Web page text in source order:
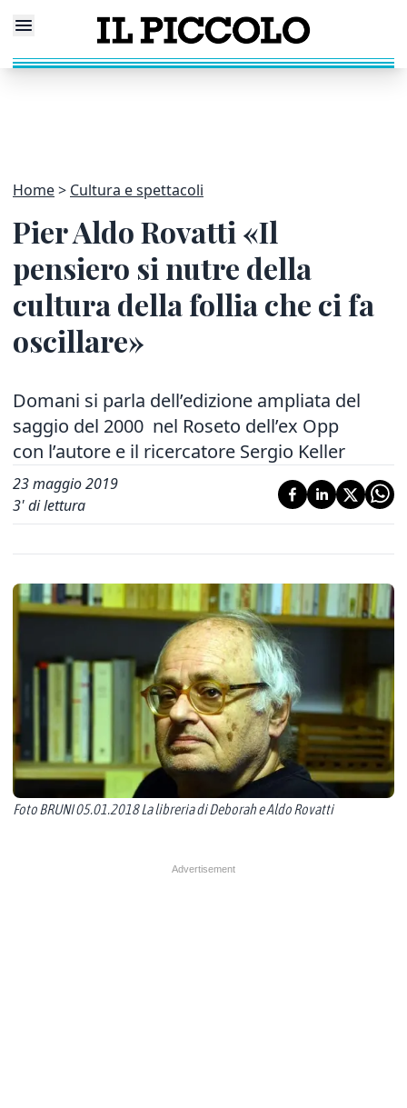
Home Cultura e spettacoli
Pier Aldo Rovatti «Il
pensiero si nutre della
cultura della follia che ci fa
oscillare»
Domani si parla dell’edizione ampliata del
saggio del 2000 nel Roseto dell’ex Opp
con l’autore e il ricercatore Sergio Keller
23 maggio 2019
3' di lettura
Foto BRUNI 05.01.2018 La libreria di Deborah e Aldo Rovatti